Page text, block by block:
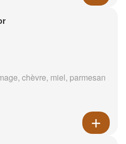
chèvre, miel, parmesan